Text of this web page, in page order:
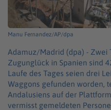
Manu Fernandez/AP/dpa
Adamuz/Madrid (dpa) - Zwei
Zugunglück in Spanien sind
Laufe des Tages seien drei
Waggons gefunden worden,
Andalusiens auf der
vermisst gemeldeten